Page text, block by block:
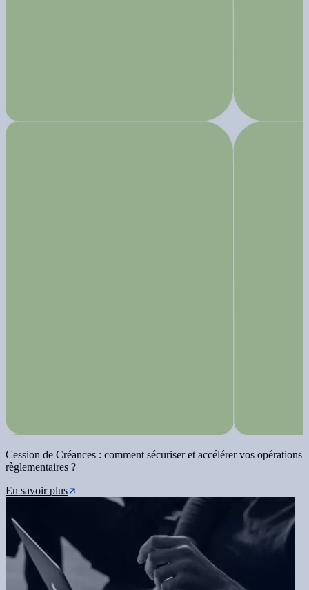
Cession de Créances : comment sécuriser et accélérer vos opérations
règlementaires ?
En savoir plus